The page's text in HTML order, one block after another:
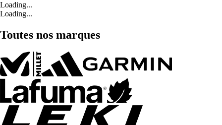
Loading...
Loading...
Toutes nos marques